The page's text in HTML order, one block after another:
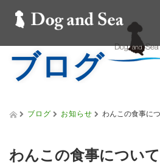
ブログ
ブログ お知らせ わんこの食事に
わんこの食事について